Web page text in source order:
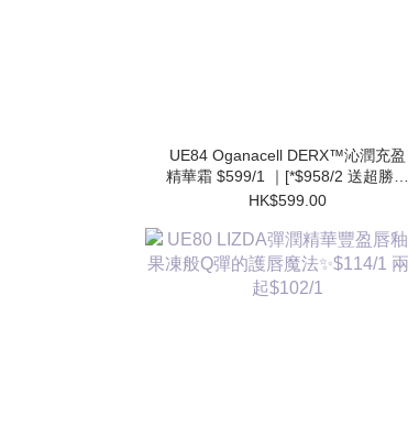
UE84 Oganacell DERX™沁潤充盈
精華霜 $599/1 ｜[*$958/2 送超勝肽
爽膚水15ml*4 ][*$1437/3送 超勝肽
任選6件送 超勝肽爽膚水15ml*8+超
勝肽安瓶10ml*8】
HK$599.00